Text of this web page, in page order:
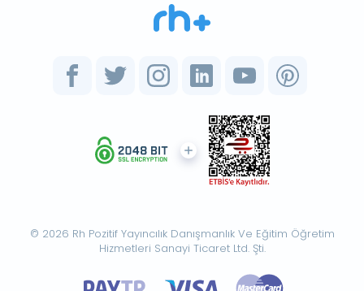
© 2026 Rh Pozitif Yayıncılık Danışmanlık Ve Eğitim Öğretim
Hizmetleri Sanayi Ticaret Ltd. Şti.